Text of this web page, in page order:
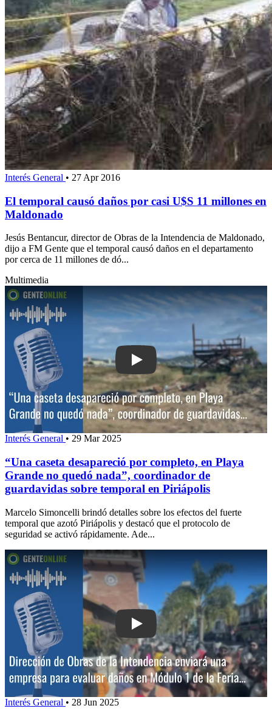
Interés General • 27 Apr 2016
El temporal causó daños por casi U$S 11 millones en
Maldonado
Jesús Bentancur, director de Obras de la Intendencia de Maldonado,
dijo a FM Gente que el temporal causó daños en el departamento
por cerca de 11 millones de dó...
Multimedia
Play: “Una caseta desapareció por
Interés General • 29 Mar 2025
“Una caseta desapareció por completo, en Playa
Grande no quedó nada”, coordinador de
guardavidas sobre temporal en Piriápolis
Marcelo Simoncelli brindó detalles sobre los efectos del fuerte
temporal que azotó Piriápolis y destacó que el protocolo de
seguridad se activó rápidamente. Ade...
Play: Dirección de Obras de la
Interés General • 28 Jun 2025